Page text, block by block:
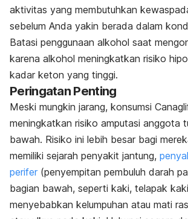
aktivitas yang membutuhkan
sebelum Anda yakin berada dalam
Batasi penggunaan alkohol saat
karena alkohol meningkatkan risiko
kadar keton yang tinggi.
Peringatan Penting
Meski mungkin jarang, konsumsi
meningkatkan risiko amputasi anggota
bawah. Risiko ini lebih besar bagi
memiliki sejarah penyakit jantung,
perifer (penyempitan pembuluh darah
bagian bawah, seperti kaki, telapak
menyebabkan kelumpuhan atau mati